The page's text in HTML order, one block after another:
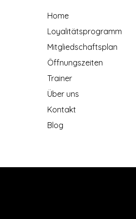
Home
Loyalitätsprogramm
Mitgliedschaftsplan
Öffnungszeiten
Trainer
Über uns
Kontakt
Blog